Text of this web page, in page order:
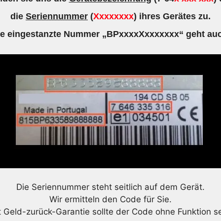
die Seriennummer (Xxxxxxxx) ihres Gerätes zu.
eingestanzte Nummer „BPxxxxXxxxxxxx“ geht
Die Seriennummer steht seitlich auf dem Gerät.
Wir ermitteln den Code für Sie.
Geld-zurück-Garantie sollte der Code ohne Funktion